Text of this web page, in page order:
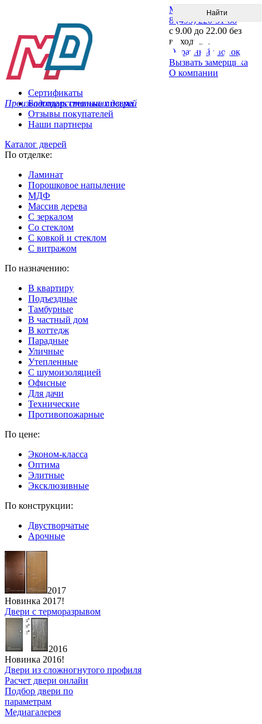
Производитель стальных дверей
Меню
8 (495) 220-51-88
с 9.00 до 22.00 без
выходных
Обратный звонок
Вызвать замерщика
О компании
Сертификаты
Благодарственные письма
Отзывы покупателей
Наши партнеры
Каталог дверей
По отделке:
Ламинат
Порошковое напыление
МДФ
Массив дерева
С зеркалом
Со стеклом
С ковкой и стеклом
С витражом
По назначению:
В квартиру
Подъездные
Тамбурные
В частный дом
В коттедж
Парадные
Уличные
Утепленные
C шумоизоляцией
Офисные
Для дачи
Технические
Противопожарные
По цене:
Эконом-класса
Оптима
Элитные
Эксклюзивные
По конструкции:
Двустворчатые
Арочные
2017
Новинка 2017!
Двери с терморазрывом
2016
Новинка 2016!
Двери из сложногнутого профиля
Расчет двери онлайн
Подбор двери по
параметрам
Медиагалерея